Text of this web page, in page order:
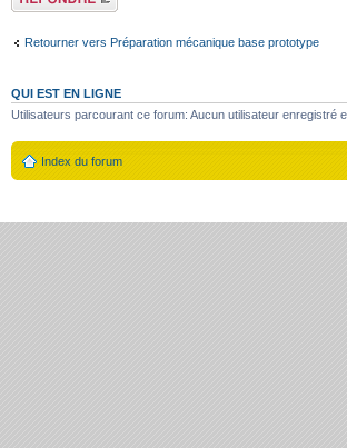
Retourner vers Préparation mécanique base prototype
QUI EST EN LIGNE
Utilisateurs parcourant ce forum: Aucun utilisateur enregistré
Index du forum